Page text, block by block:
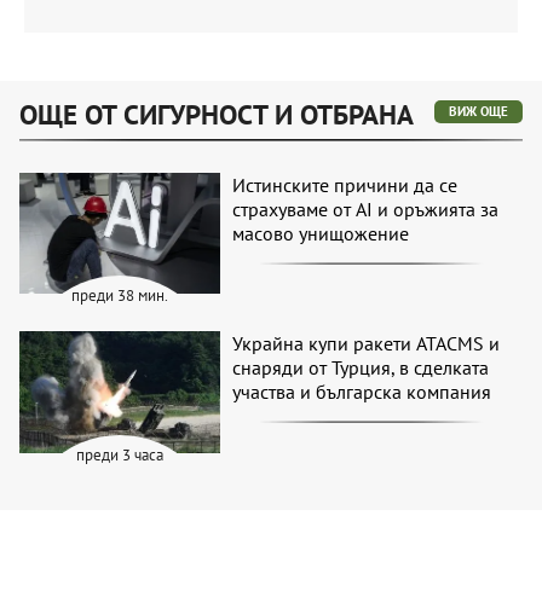
ОЩЕ ОТ СИГУРНОСТ И ОТБРАНА ВИЖ ОЩЕ
преди 38 мин.
Истинските причини да се
страхуваме от AI и оръжията за
масово унищожение
преди 3 часа
Украйна купи ракети ATACMS и
снаряди от Турция, в сделката
участва и българска компания